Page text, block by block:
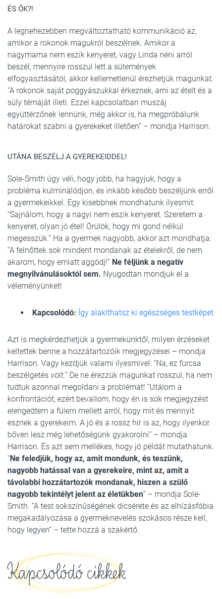
ÉS ŐK?!
A legnehezebben megváltoztatható kommunikáció az,
amikor a rokonok magukról beszélnek. Amikor a
nagymama nem eszik kenyeret, vagy Linda néni arról
beszél, mennyire rosszul lett a sütemények
elfogyasztásától, akkor kellemetlenül érezhetjük magunkat.
“A rokonok saját poggyászukkal érkeznek, ami az ételt és a
súly témáját illeti. Ezzel kapcsolatban muszáj
együttérzőnek lennünk, még akkor is, ha megpróbálunk
határokat szabni a gyerekeket illetően” – mondja Harrison.
UTÁNA BESZÉLJ A GYEREKEIDDEL!
Sole-Smith úgy véli, hogy jobb, ha hagyjuk, hogy a
probléma kulminálódjon, és inkább később beszéljünk erről
a gyermekeikkel. Egy kisebbnek mondhatunk ilyesmit:
“Sajnálom, hogy a nagyi nem eszik kenyeret. Szeretem a
kenyeret, olyan jó étel! Örülök, hogy mi gond nélkül
megesszük.” Ha a gyermek nagyobb, akkor azt mondhatja:
“A felnőttek sok mindent mondanak az ételekről, de nem
akarom, hogy emiatt aggódj!” Ne féljünk a negatív
megnyilvánulásoktól sem. Nyugodtan mondjuk el a
véleményünket!
Kapcsolódó: Így alakíthatsz ki egészséges testképet
Azt is megkérdezhetjük a gyermekünktől, milyen érzéseket
keltettek benne a hozzátartozóik megjegyzései – mondja
Harrison. Vagy kezdjük valami ilyesmivel: “Na, ez furcsa
beszélgetés volt.” De ne érezzük magunkat rosszul, ha nem
tudtuk azonnal megoldani a problémát! “Utálom a
konfrontációt, ezért bevallom, hogy én is sok megjegyzést
elengedtem a fülem mellett arról, hogy mit és mennyit
esznek a gyerekeim. A jó és a rossz hír is az, hogy ilyenkor
bőven lesz még lehetőségünk gyakorolni” – mondja
Harrison. És azt sem mellékes, hogy jó példát mutathatunk.
“Ne feledjük, hogy az, amit mondunk, és teszünk,
nagyobb hatással van a gyerekeire, mint az, amit a
távolabbi hozzátartozók mondanak, hiszen a szülő
nagyobb tekintélyt jelent az életükben” – mondja Sole-
Smith. “A test sokszínűségének dicsérete és az elhízásfóbia
megakadályozása a gyermeknevelés szokásos része kell,
hogy legyen” – tette hozzá a szakértő.
Kapcsolódó cikkek